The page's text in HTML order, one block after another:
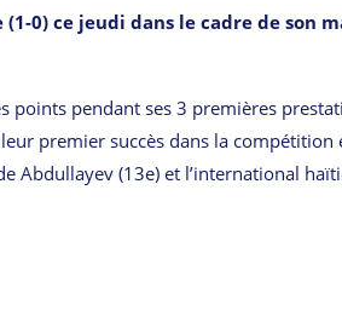
0) ce jeudi dans le cadre de son
points pendant ses 3 premières
premier succès dans la compétition
Abdullayev (13e) et l’international